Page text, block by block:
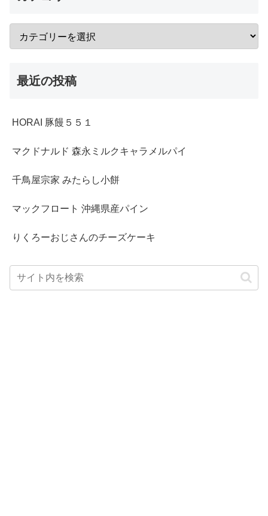
最近の投稿
HORAI 豚饅５５１
マクドナルド 森永ミルクキャラメルパイ
千鳥屋宗家 みたらし小餅
マックフロート 沖縄県産パイン
りくろーおじさんのチーズケーキ